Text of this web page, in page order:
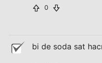
0
bi de soda sat